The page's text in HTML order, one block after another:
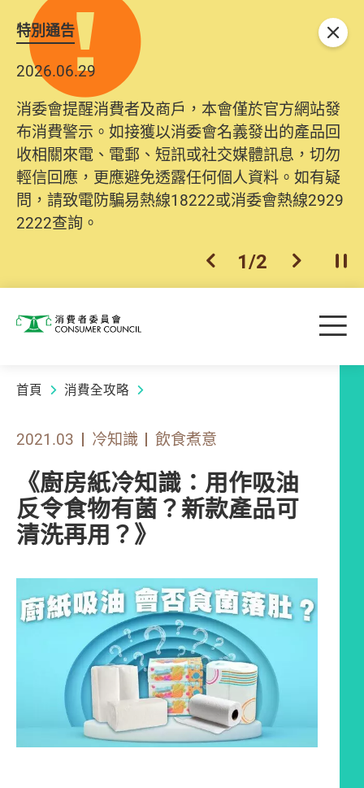
特別通告
2026.06.29
消委會提醒消費者及商戶，本會僅於官方網站發
布消費警示。如接獲以消委會名義發出的產品回
收相關來電、電郵、短訊或社交媒體訊息，切勿
輕信回應，更應避免透露任何個人資料。如有疑
問，請致電防騙易熱線18222或消委會熱線2929
2222查詢。
上一個
1/2 下一個開
關閉
消費者委員會 目
首頁 消費全攻略
2021.03 冷知識 飲食煮意
《廚房紙冷知識：用作吸油
反令食物有菌？新款產品可
清洗再用？》